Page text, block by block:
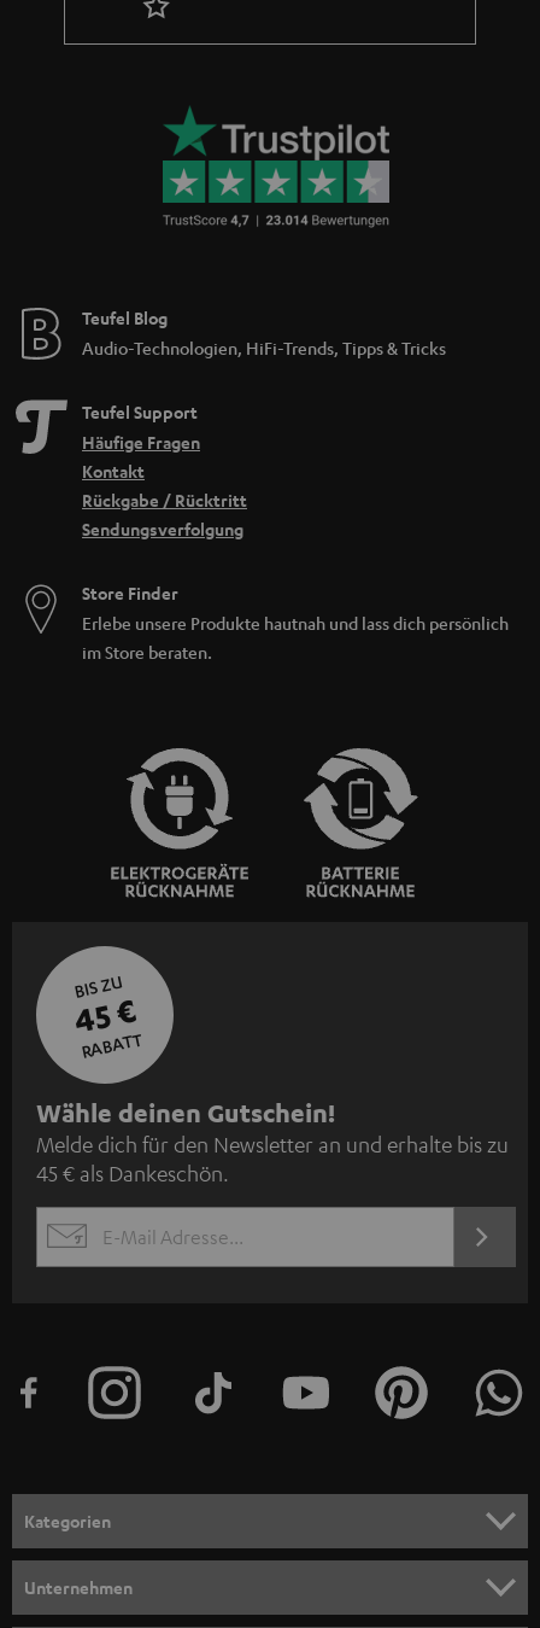
Teufel Blog
Audio-Technologien, HiFi-Trends, Tipps & Tricks
Teufel Support
Häufige Fragen
Kontakt
Rückgabe / Rücktritt
Sendungsverfolgung
Store Finder
Erlebe unsere Produkte hautnah und lass dich persönlich
im Store beraten.
BIS ZU
45 €
RABATT
N
e
w
s
l
e
n
m
e
l
Wähle deinen Gutschein!
Melde dich für den Newsletter an und erhalte bis zu
45 € als Dankeschön.
EMAIL
JETZT
Kategorien
Unternehmen